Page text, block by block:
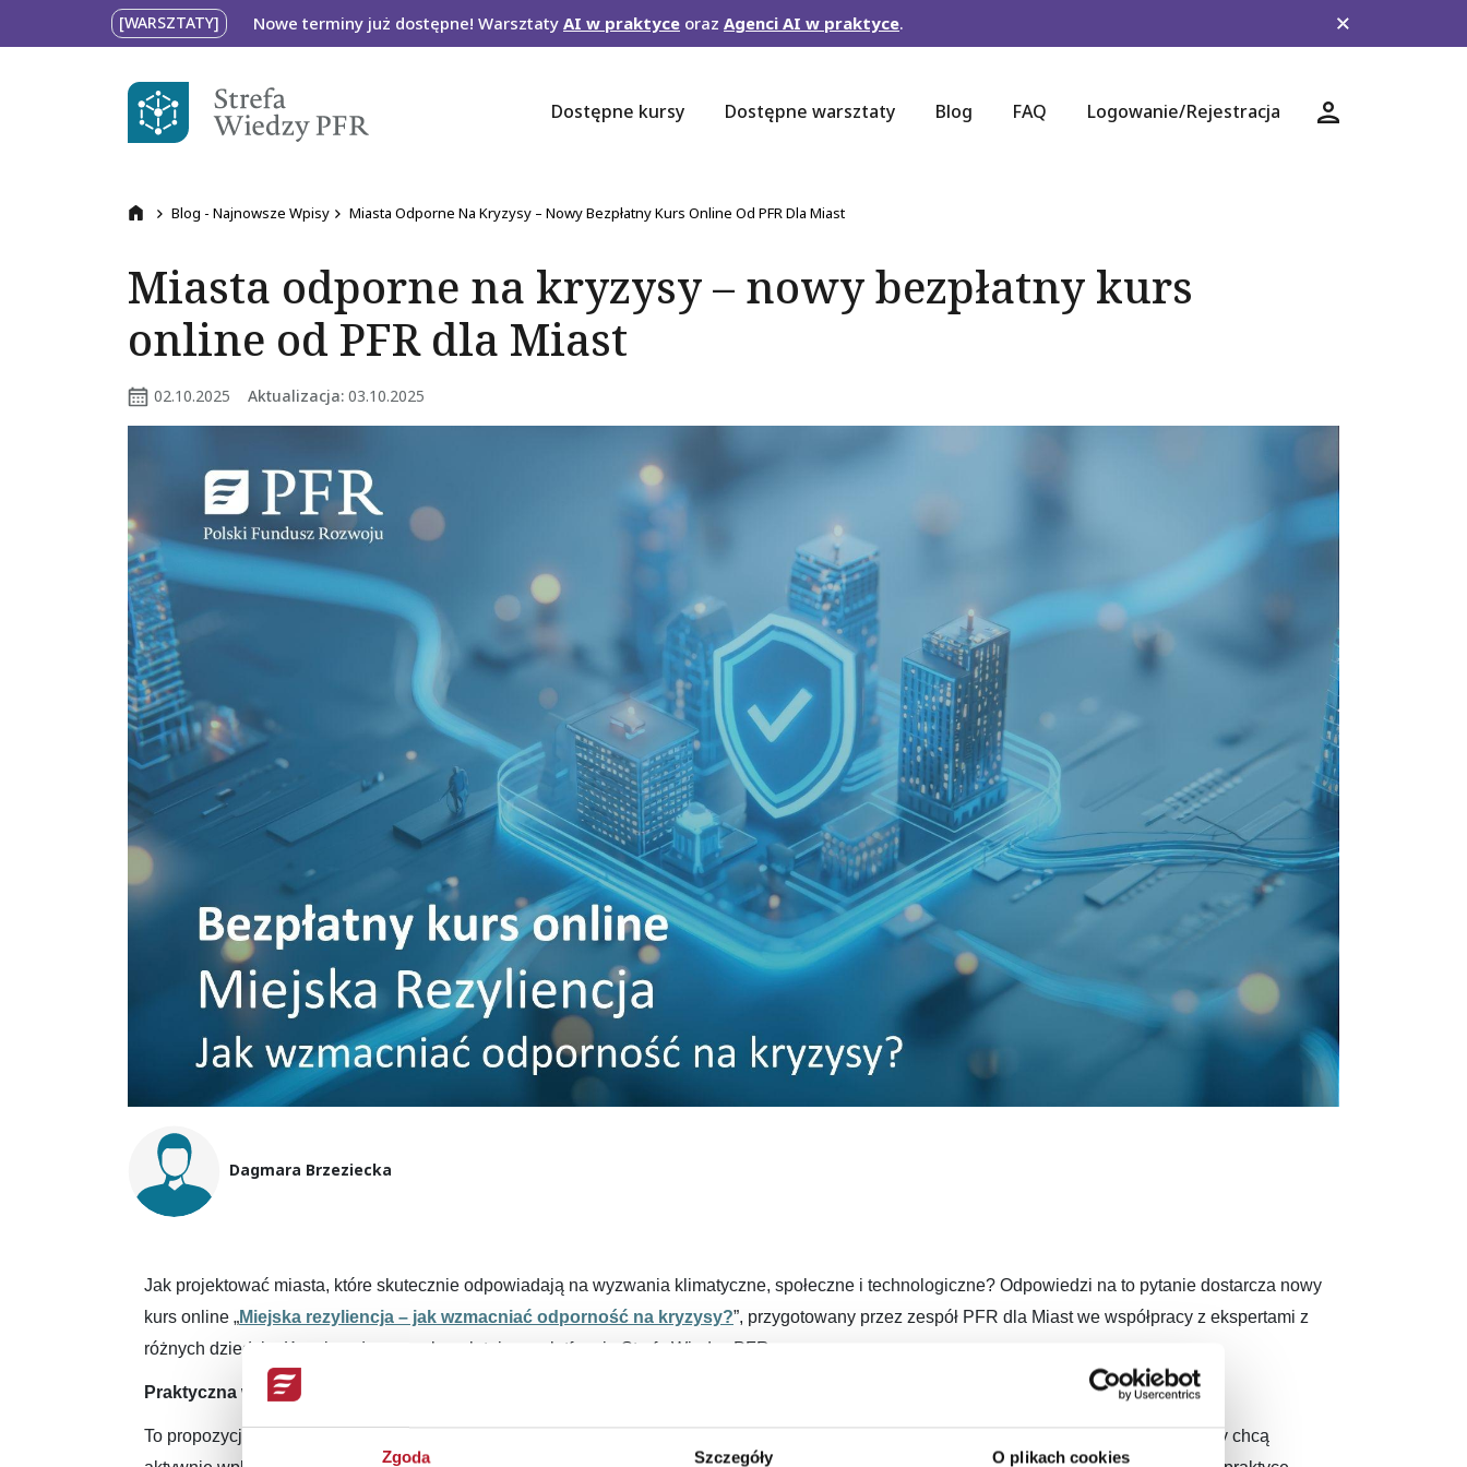
Zgoda Szczegóły O plikach cookies
Przejdź do treści[WARSZTATY] Nowe terminy już dostępne! WarsztatyAI w praktyce oraz Agenci AI w praktyce.
Dostępne kursy Dostępne warsztaty Blog FAQ Logowanie/Rejestracja Logowanie/
Ścieżka nawigacyjna
Przejdź na stronę główną
Blog - Najnowsze Wpisy Miasta Odporne Na Kryzysy – Nowy Bezpłatny Kurs Online Od PFR Dla Miast
Miasta odporne na kryzysy – nowy bezpłatny kurs
online od PFR dla Miast
02.10.2025 Aktualizacja: 03.10.2025
Dagmara Brzeziecka
Formatted text
Jak projektować miasta, które skutecznie odpowiadają na wyzwania klimatyczne, społeczne i technologiczne? Odpowiedzi na to pytanie dostarcza nowy
kurs online „Miejska rezyliencja – jak wzmacniać odporność na kryzysy?”, przygotowany przez zespół PFR dla Miast we współpracy z ekspertami z
różnych dziedzin. Kurs jest dostępny bezpłatnie na platformie Strefa Wiedzy PFR.
Praktyczna wiedza dla każdego, kto myśli o przyszłości miast
To propozycja skierowana do szerokiego grona odbiorców – od samorządowców i urbanistów, po liderów społecznych i mieszkańców, którzy chcą